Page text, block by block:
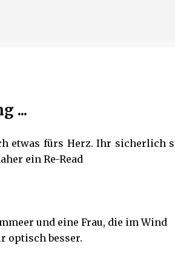
...
etwas fürs Herz. Ihr sicherlich
ein Re-Read
und eine Frau, die im Wind
optisch besser.